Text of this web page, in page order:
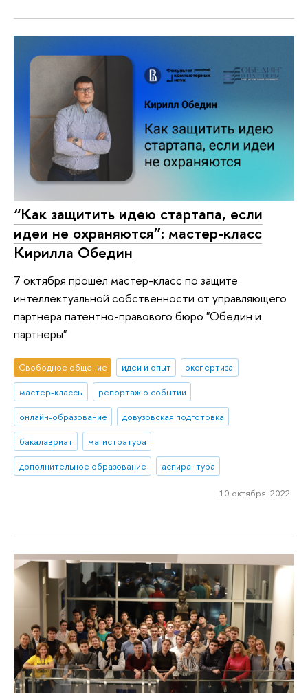
“Как защитить идею стартапа, если
идеи не охраняются”: мастер-класс
Кирилла Обедин
7 октября прошёл мастер-класс по защите
интеллектуальной собственности от управляющего
партнера патентно-правового бюро "Обедин и
партнеры"
Свободное общение идеи и опыт
экспертиза
мастер-классы
репортаж о событии
онлайн-образование
довузовская подготовка
бакалавриат
магистратура
дополнительное образование
аспирантура
10 октября 2022